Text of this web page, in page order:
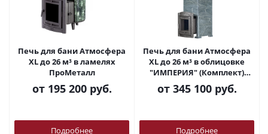
Печь для бани Атмосфера
XL до 26 м³ в ламелях
ПроМеталл
от 195 200 руб.
Подробнее
Печь для бани Атмосфера
XL до 26 м³ в облицовке
"ИМПЕРИЯ" (Комплект)
ПроМеталл
от 345 100 руб.
Подробнее